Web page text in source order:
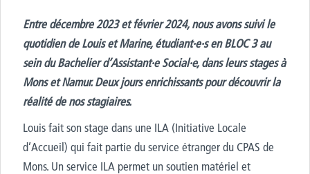
Entre décembre2023et février2024, nous avons suivi le
quotidien de Louis et Marine, étudiant·e·s enBLOC3au
sein duBachelier d’Assistant·e Social·e,dans leurs stages à
Mons et Namur. Deux jours enrichissants pour découvrir la
réalité de nos stagiaires.
Louis fait son stage dans une ILA (Initiative Locale
d’Accueil) qui fait partie du service étranger du CPAS de
Mons. Un service ILApermet un soutien matériel et